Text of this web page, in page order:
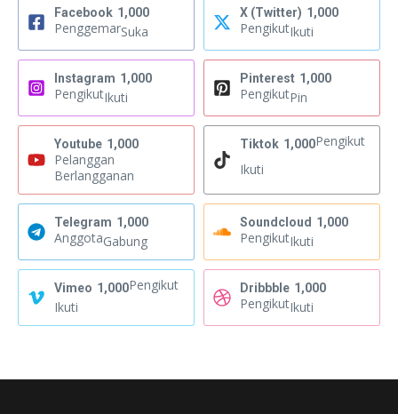
Facebook 1,000
PenggemarSuka
X (Twitter) 1,000
PengikutIkuti
Instagram 1,000
PengikutIkuti
Pinterest 1,000
PengikutPin
Youtube 1,000
Pelanggan
Berlangganan
Tiktok 1,000Pengikut
Ikuti
Telegram 1,000
AnggotaGabung
Soundcloud 1,000
PengikutIkuti
Vimeo 1,000Pengikut
Ikuti
Dribbble 1,000
PengikutIkuti